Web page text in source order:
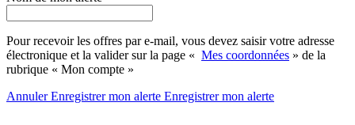
Pour recevoir les offres par e-mail, vous devez saisir votre adresse
électronique et la valider sur la page « Mes coordonnées » de la
rubrique « Mon compte »
AnnulerEnregistrer mon alerte Enregistrermon alerte